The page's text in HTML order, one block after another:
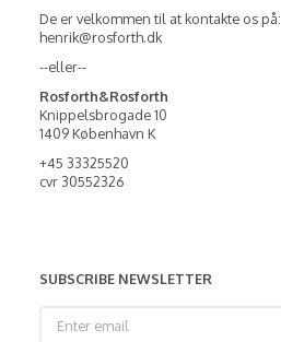
De er velkommen til at kontakte os på:
henrik@rosforth.dk
--eller--
Rosforth&Rosforth
Knippelsbrogade 10
1409 København K
+45 33325520
cvr 30552326
SUBSCRIBE NEWSLETTER
email